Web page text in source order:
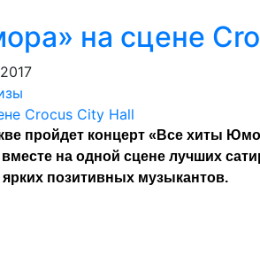
на сцене
пройдет концерт «Все хиты
на одной сцене лучших
позитивных музыкантов.